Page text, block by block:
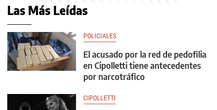
Las Más Leídas
POLICIALES
El acusado por la red de pedofilia
en Cipolletti tiene antecedentes
por narcotráfico
CIPOLLETTI